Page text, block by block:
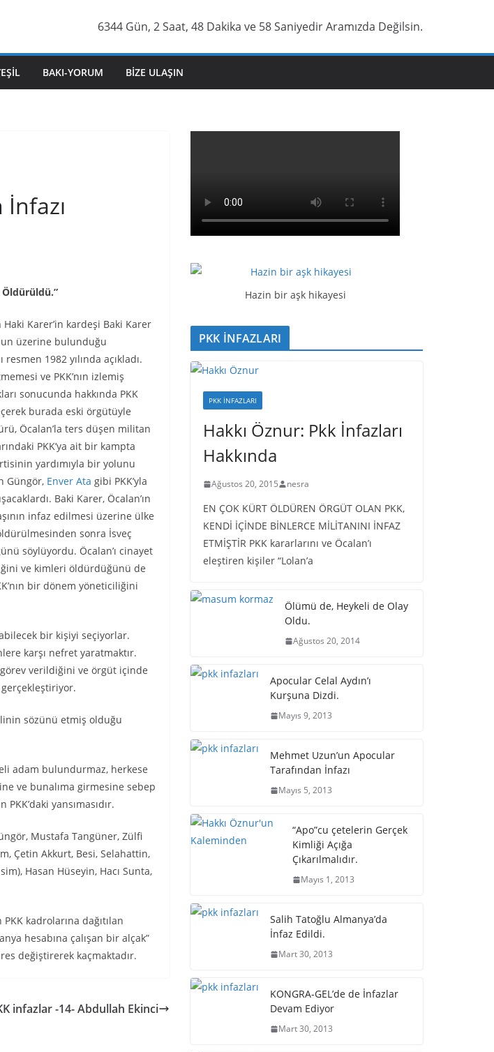
6344 Gün, 2 Saat, 48 Dakika ve 58 Saniyedir Aramızda Değilsin.
BAKI-YORUM BIZE ULAŞIN
Öldürüldü.”
Karer’in kardeşi Baki Karer
üzerine bulunduğu
resmen 1982 yılında açıkladı.
ve PKK’nın izlemiş
sonucunda hakkında PKK
burada eski örgütüyle
Öcalan’la ters düşen militan
PKK’ya ait bir kampta
yardımıyla bir yolunu
Güngör, Enver Ata gibi PKK’yla
Baki Karer, Öcalan’ın
infaz edilmesi üzerine ülke
sonra İsveç
söylüyordu. Öcalan’ı cinayet
ve kimleri öldürdüğünü de
bir dönem yöneticiliğini
bir kişiyi seçiyorlar.
karşı nefret yaratmaktır.
verildiğini ve örgüt içinde
sözünü etmiş olduğu
adam bulundurmaz, herkese
ve bunalıma girmesine sebep
yansımasıdır.
Mustafa Tangüner, Zülfi
Çetin Akkurt, Besi, Selahattin,
Hasan Hüseyin, Hacı Sunta,
kadrolarına dağıtılan
hesabına çalışan bir alçak”
değiştirerek kaçmaktadır.
infazlar -14- Abdullah Ekinci
Hazin bir aşk hikayesi
PKK İNFAZLARI
PKK İNFAZLARI
Hakkı Öznur: Pkk İnfazları
Hakkında
Ağustos 20, 2015 nesra
EN ÇOK KÜRT ÖLDÜREN ÖRGÜT OLAN PKK,
KENDİ İÇİNDE BİNLERCE MİLİTANINI İNFAZ
ETMİŞTİR PKK kararlarını ve Öcalan’ı
eleştiren kişiler “Lolan’a
Ölümü de, Heykeli de Olay
Oldu.
Ağustos 20, 2014
Apocular Celal Aydın’ı
Kurşuna Dizdi.
Mayıs 9, 2013
Mehmet Uzun’un Apocular
Tarafından İnfazı
Mayıs 5, 2013
“Apo”cu çetelerin Gerçek
Kimliği Açığa
Çıkarılmalıdır.
Mayıs 1, 2013
Salih Tatoğlu Almanya’da
İnfaz Edildi.
Mart 30, 2013
KONGRA-GEL’de de İnfazlar
Devam Ediyor
Mart 30, 2013